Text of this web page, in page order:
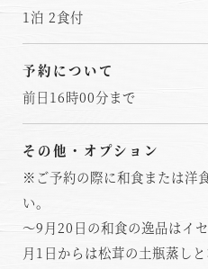
1泊 2食付
予約について
前日16時00分まで
その他・オプション
※ご予約の際に和食または洋
い。
～9月20日の和食の逸品はイ
月1日からは松茸の土瓶蒸しと